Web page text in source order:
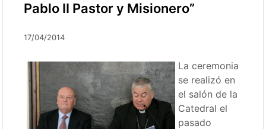
Pablo II Pastor y Misionero”
17/04/2014
La ceremonia
se realizó en
el salón de la
Catedral el
pasado